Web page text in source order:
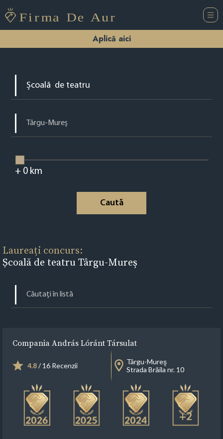
Aplică aici
+ 0km
Caută
Laureați concurs:
Școală de teatru Târgu-Mureş
Compania András Lóránt Társulat
4.8/ 16 Recenzii
Târgu-Mureş
Strada Brăila nr. 10
+2